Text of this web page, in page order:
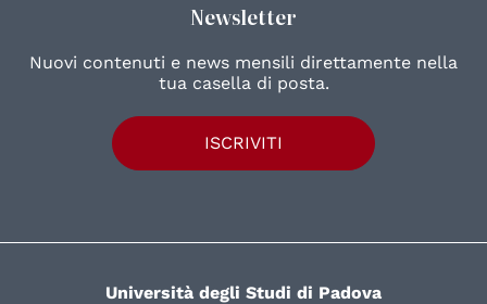
Newsletter
Nuovi contenuti e news mensili direttamente nella
tua casella di posta.
ISCRIVITI
Università degli Studi di Padova